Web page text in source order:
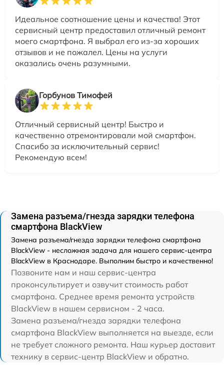
Идеальное соотношение цены и качества! Этот
сервисный центр предоставил отличный ремонт
моего смартфона. Я выбрал его из-за хороших
отзывов и не пожалел. Цены на услуги
оказались очень разумными.
Горбунов Тимофей
Отличный сервисный центр! Быстро и
качественно отремонтировали мой смартфон.
Спасибо за исключительный сервис!
Рекомендую всем!
Замена разъема/гнезда зарядки телефона
смартфона BlackView
Замена разъема/гнезда зарядки телефона смартфона
BlackView - несложная задача для нашего сервис-центра
BlackView в Краснодаре. Выполним быстро и качественно!
Позвоните нам и наш сервис-центра
проконсультирует и озвучит стоимость работ
смартфона. Среднее время ремонта устройств
BlackView в нашем сервисном - 2 часа.
Замена разъема/гнезда зарядки телефона
смартфона BlackView выполняется на выезде, если
не требует сложного ремонта. Наш курьер доставит
технику в сервис-центр BlackView и обратно.